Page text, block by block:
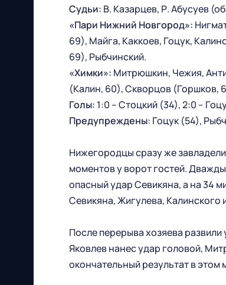
Судьи: В. Казарцев, Р. Абусуев
«Пари Нижний Новгород»:
69), Майга, Каккоев, Гоцук,
69), Рыбчинский.
«Химки»: Митрюшкин, Чежия,
(Калин, 60), Скворцов (Горшков,
Голы: 1:0 – Стоцкий (34), 2:0 –
Предупреждены: Гоцук (54),
Нижегородцы сразу же
моментов у ворот гостей.
опасный удар Севикяна, а на 34
Севикяна, Жигулева, Калинского
После перерыва хозяева
Яковлев нанес удар головой,
окончательный результат в этом
Футбольный клуб
"Нижний Новгород" 2026
Все права защищены